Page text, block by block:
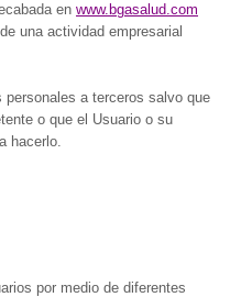
en www.bgasalud.com
una actividad empresarial
personales a terceros salvo que
o que el Usuario o su
hacerlo.
por medio de diferentes